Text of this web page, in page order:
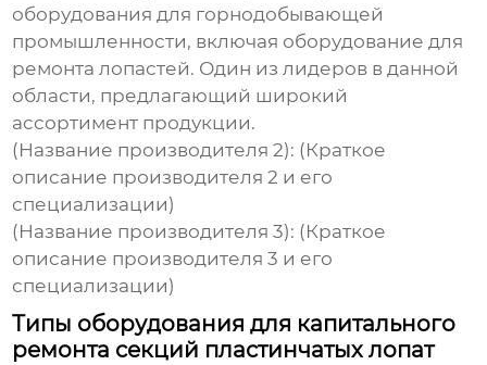
оборудования для горнодобывающей
промышленности, включая оборудование для
ремонта лопастей. Один из лидеров в данной
области, предлагающий широкий
ассортимент продукции.
(Название производителя 2): (Краткое
описание производителя 2 и его
специализации)
(Название производителя 3): (Краткое
описание производителя 3 и его
специализации)
Типы оборудования для капитального
ремонта секций пластинчатых лопат